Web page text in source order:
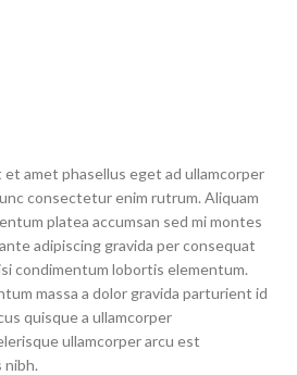
amet phasellus eget ad ullamcorper
consectetur enim rutrum. Aliquam
platea accumsan sed mi montes
adipiscing gravida per consequat
condimentum lobortis elementum.
massa a dolor gravida parturient id
quisque a ullamcorper
ullamcorper arcu est
nibh.